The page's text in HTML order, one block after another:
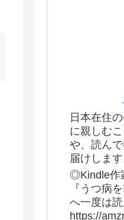
日本在住
に親しむ
や、読ん
届けします
◎Kindle作
『うつ病
へ一度は読
https://